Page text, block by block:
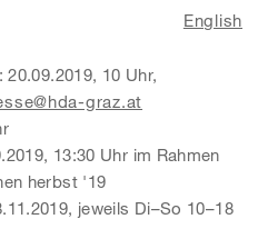
English
20.09.2019, 10 Uhr,
graz.at
13:30 Uhr im Rahmen
herbst '19
jeweils Di–So 10–18